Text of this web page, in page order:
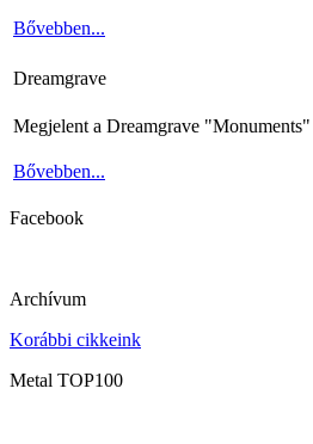
Bővebben...
Dreamgrave
Megjelent a Dreamgrave
Bővebben...
Facebook
Archívum
Korábbi cikkeink
Metal TOP100